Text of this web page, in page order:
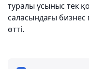
туралы ұсыныс тек
саласындағы бизнес
өтті.